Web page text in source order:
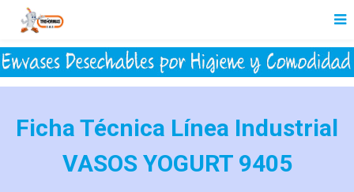
Ficha Técnica Línea Industrial
VASOS YOGURT 9405